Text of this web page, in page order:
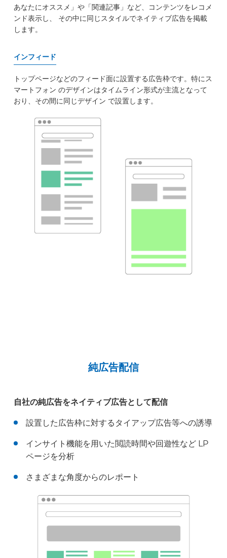
あなたにオススメ」や「関連記事」など、コンテンツをレコメ
ンド表示し、
その中に同じスタイルでネイティブ広告を掲載
します。
インフィード
トップページなどのフィード面に設置する広告枠です。特にス
マートフォン のデザインはタイムライン形式が主流となって
おり、その間に同じデザイン で設置します。
純広告配信
自社の純広告をネイティブ広告として配信
設置した広告枠に対するタイアップ広告等への誘導
インサイト機能を用いた閲読時間や回遊性など LP
ページを分析
さまざまな角度からのレポート